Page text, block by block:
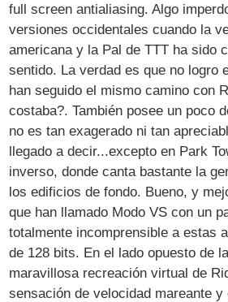
full screen antialiasing. Algo
versiones occidentales cuando la
americana y la Pal de TTT ha sido
sentido. La verdad es que no logro
han seguido el mismo camino con
costaba?. También posee un poco
no es tan exagerado ni tan
llegado a decir...excepto en Park
inverso, donde canta bastante la
los edificios de fondo. Bueno, y
que han llamado Modo VS con un
totalmente incomprensible a estas
de 128 bits. En el lado opuesto de
maravillosa recreación virtual de
sensación de velocidad mareante